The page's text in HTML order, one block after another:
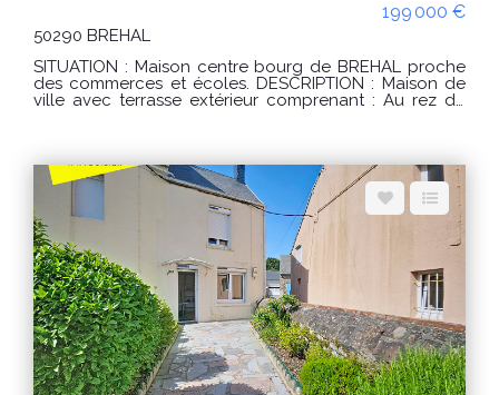
199 000 €
50290 BREHAL
SITUATION : Maison centre bourg de BREHAL proche
des commerces et écoles. DESCRIPTION : Maison de
ville avec terrasse extérieur comprenant : Au rez de
: un palier desservant 2 chambres. Au 2eme étage
côté rue : un palier desservant 2 chambres dont une
avec wc et lavabo. Grenier au dessus. Au 1er étage
coté arrière : un palier desservant 2 chambres et un
pièce d'eau avec lavabo, bidet et wc. Grenier au
dessus. Petite courette (terrasse) au rez de chaussée
au centre. CLASSE ENERGIE : E (247) - CLASSE CLIMAT :
E (54) Montant estimé des dépenses annuelles
d'énergie pour un usage standard : entre 3996 € et
5406 € / an Prix moyens des énergies indexés sur les
années 2021, 2022 et 2023 (abonnements compris) "Les
informations sur les risques auxquels ce bien est
exposé sont disponibles sur le site Géorisques :
www.georisques.gouv.fr"